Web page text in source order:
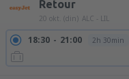
Retour
20 okt. (din) ALC - LIL
18:30 21:00 2h 30min